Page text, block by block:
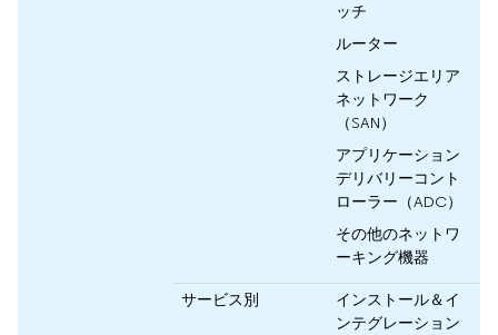
ッチ
ルーター
ストレージエリア
ネットワーク
（SAN）
アプリケーション
デリバリーコント
ローラー（ADC）
その他のネットワ
ーキング機器
サービス別
インストール＆イ
ンテグレーション